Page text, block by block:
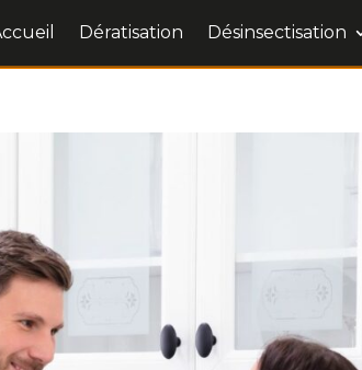
Dératisation Désinsectisation